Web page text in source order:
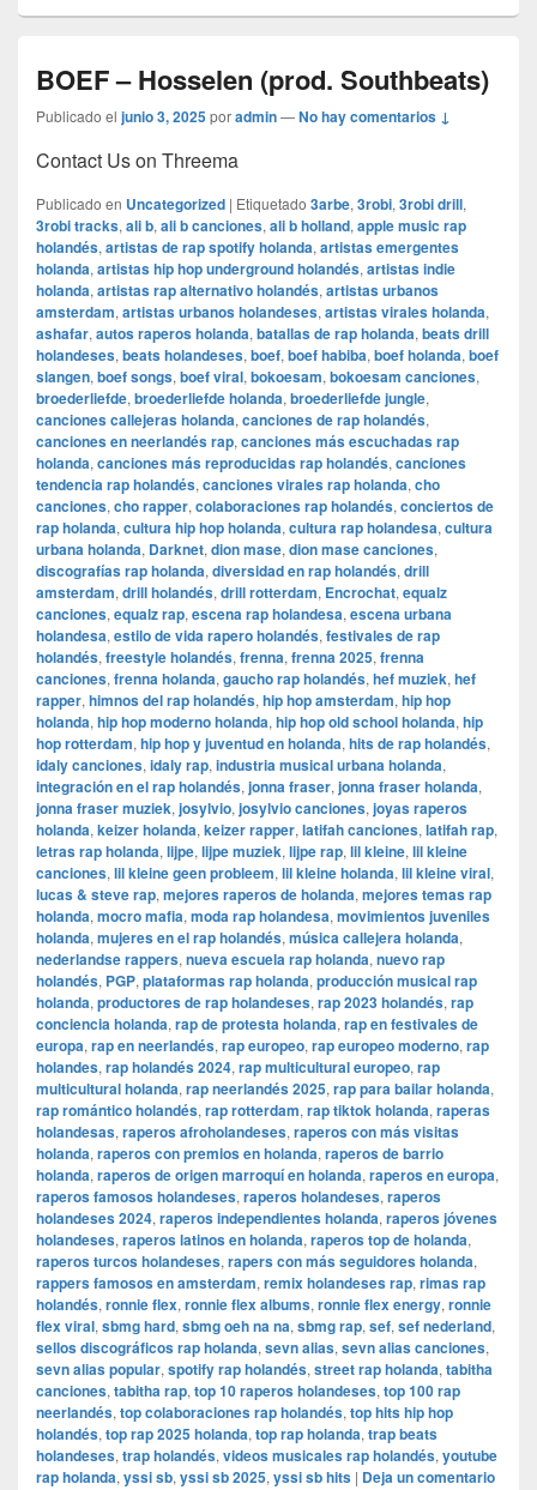
BOEF – Hosselen (prod. Southbeats)
Publicado el junio 3, 2025poradmin—No hay comentarios ↓
Contact Us on Threema
Publicado en Uncategorized | Etiquetado 3arbe, 3robi, 3robi drill,
3robi tracks, ali b, ali b canciones, ali b holland, apple music rap
holandés, artistas de rap spotify holanda, artistas emergentes
holanda, artistas hip hop underground holandés, artistas indie
holanda, artistas rap alternativo holandés, artistas urbanos
amsterdam, artistas urbanos holandeses, artistas virales holanda,
ashafar, autos raperos holanda, batallas de rap holanda, beats drill
holandeses, beats holandeses, boef, boef habiba, boef holanda, boef
slangen, boef songs, boef viral, bokoesam, bokoesam canciones,
broederliefde, broederliefde holanda, broederliefde jungle,
canciones callejeras holanda, canciones de rap holandés,
canciones en neerlandés rap, canciones más escuchadas rap
holanda, canciones más reproducidas rap holandés, canciones
tendencia rap holandés, canciones virales rap holanda, cho
canciones, cho rapper, colaboraciones rap holandés, conciertos de
rap holanda, cultura hip hop holanda, cultura rap holandesa, cultura
urbana holanda, Darknet, dion mase, dion mase canciones,
discografías rap holanda, diversidad en rap holandés, drill
amsterdam, drill holandés, drill rotterdam, Encrochat, equalz
canciones, equalz rap, escena rap holandesa, escena urbana
holandesa, estilo de vida rapero holandés, festivales de rap
holandés, freestyle holandés, frenna, frenna 2025, frenna
canciones, frenna holanda, gaucho rap holandés, hef muziek, hef
rapper, himnos del rap holandés, hip hop amsterdam, hip hop
holanda, hip hop moderno holanda, hip hop old school holanda, hip
hop rotterdam, hip hop y juventud en holanda, hits de rap holandés,
idaly canciones, idaly rap, industria musical urbana holanda,
integración en el rap holandés, jonna fraser, jonna fraser holanda,
jonna fraser muziek, josylvio, josylvio canciones, joyas raperos
holanda, keizer holanda, keizer rapper, latifah canciones, latifah rap,
letras rap holanda, lijpe, lijpe muziek, lijpe rap, lil kleine, lil kleine
canciones, lil kleine geen probleem, lil kleine holanda, lil kleine viral,
lucas & steve rap, mejores raperos de holanda, mejores temas rap
holanda, mocro mafia, moda rap holandesa, movimientos juveniles
holanda, mujeres en el rap holandés, música callejera holanda,
nederlandse rappers, nueva escuela rap holanda, nuevo rap
holandés, PGP, plataformas rap holanda, producción musical rap
holanda, productores de rap holandeses, rap 2023 holandés, rap
conciencia holanda, rap de protesta holanda, rap en festivales de
europa, rap en neerlandés, rap europeo, rap europeo moderno, rap
holandes, rap holandés 2024, rap multicultural europeo, rap
multicultural holanda, rap neerlandés 2025, rap para bailar holanda,
rap romántico holandés, rap rotterdam, rap tiktok holanda, raperas
holandesas, raperos afroholandeses, raperos con más visitas
holanda, raperos con premios en holanda, raperos de barrio
holanda, raperos de origen marroquí en holanda, raperos en europa,
raperos famosos holandeses, raperos holandeses, raperos
holandeses 2024, raperos independientes holanda, raperos jóvenes
holandeses, raperos latinos en holanda, raperos top de holanda,
raperos turcos holandeses, rapers con más seguidores holanda,
rappers famosos en amsterdam, remix holandeses rap, rimas rap
holandés, ronnie flex, ronnie flex albums, ronnie flex energy, ronnie
flex viral, sbmg hard, sbmg oeh na na, sbmg rap, sef, sef nederland,
sellos discográficos rap holanda, sevn alias, sevn alias canciones,
sevn alias popular, spotify rap holandés, street rap holanda, tabitha
canciones, tabitha rap, top 10 raperos holandeses, top 100 rap
neerlandés, top colaboraciones rap holandés, top hits hip hop
holandés, top rap 2025 holanda, top rap holanda, trap beats
holandeses, trap holandés, videos musicales rap holandés, youtube
rap holanda, yssi sb, yssi sb 2025, yssi sb hits | Deja un comentario